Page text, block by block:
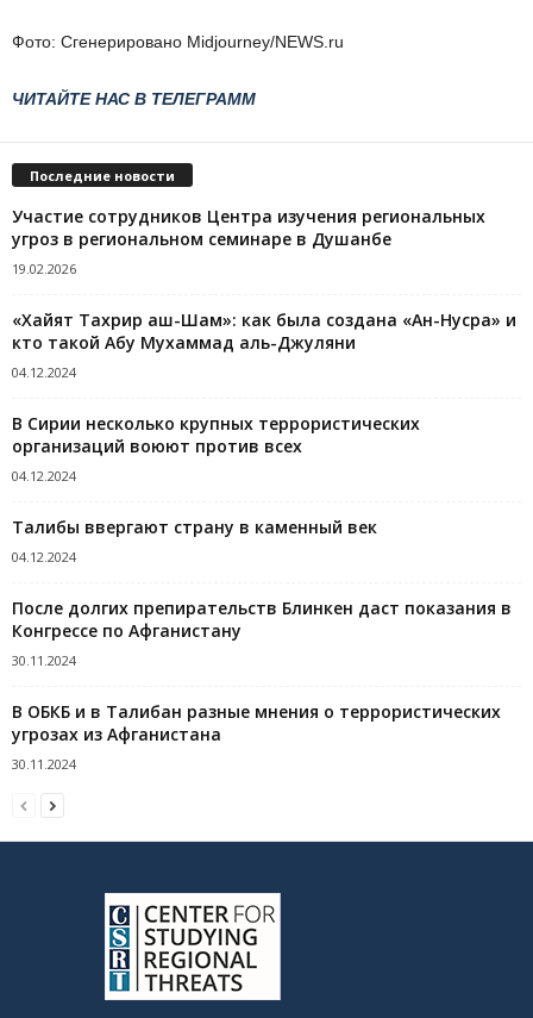
Фото: Сгенерировано Midjourney/NEWS.ru
ЧИТАЙТЕ НАС В ТЕЛЕГРАММ
Последние новости
Участие сотрудников Центра изучения региональных
угроз в региональном семинаре в Душанбе
19.02.2026
«Хайят Тахрир аш-Шам»: как была создана «Ан-Нусра» и
кто такой Абу Мухаммад аль-Джуляни
04.12.2024
В Сирии несколько крупных террористических
организаций воюют против всех
04.12.2024
Талибы ввергают страну в каменный век
04.12.2024
После долгих препирательств Блинкен даст показания в
Конгрессе по Афганистану
30.11.2024
В ОБКБ и в Талибан разные мнения о террористических
угрозах из Афганистана
30.11.2024